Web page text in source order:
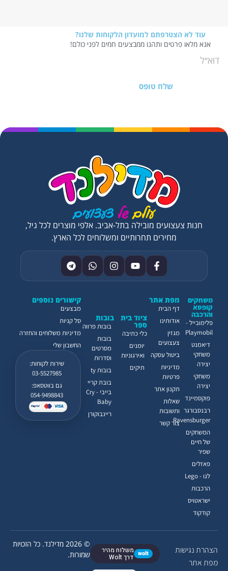
עוד לא הצטרפתם למועדון הלקוחות שלנו?
אנא מלאו פרטים ותהנו ממבצעים חמים לפני כולם!
שלח טופס
הצהרת נגישות
מפת אתר
wolt משלוח מהיר
דרך Wolt
© 2026 מדילנד. כל הזכויות
שמורות.
קישורים נוספים
מבצעים
סל קניות
מדיניות משלוחים והחזרה
החשבון שלי
שירות לקוחות:
03-5527985
גם בווטסאפ:
054-9498843
ציוד בית
ספר
כלי כתיבה
יומנים
ואירגוניות
תיקים
בובות
בובות פרווה
בובות
מסרטים
וסדרות
בובות ty
בובת קריי
בייבי - Cry
Baby
ריינבוקורן
משחקים
קופסא
והרכבה
פלימובייל -
Playmobil
דיאמנט
משחקי
יצירה
משחקי
יצירה
פוקסמיינד
רבנסבורגר
Ravensburger
המשחקים
של חיים
שפיר
פאזלים
לגו - Lego
הרכבות
ישראטויס
קודקוד
מפת אתר
דף הבית
אודותינו
מגזין
צעצועים
ביטול עסקה
מדיניות
פרטיות
תקנון אתר
שאלות
ותשובות
צור קשר
חנות צעצועים מובילה בתל-אביב. אלפי מוצרים לכל גיל,
מחירים תחרותיים ומשלוחים לכל הארץ.